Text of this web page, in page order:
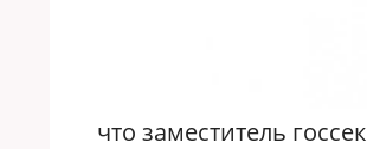
что заместитель